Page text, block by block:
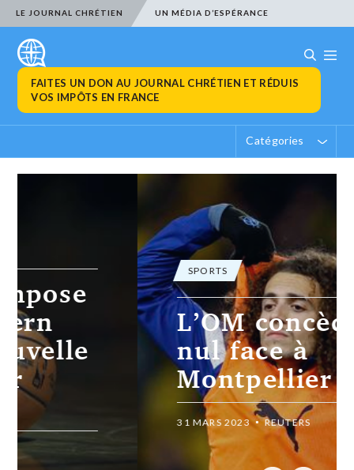
LE JOURNAL CHRÉTIEN UN MÉDIA D’ESPÉRANCE
FAITES UN DON AU JOURNAL CHRÉTIEN ET RÉDUIS
VOS IMPÔTS EN FRANCE
Catégories
SPORTS
L’OM concède le
nul face à
Montpellier
REUTERS